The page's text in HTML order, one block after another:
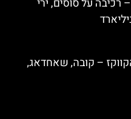
רכיבה על סוסים, ירי
– קובה, שאחדאג,